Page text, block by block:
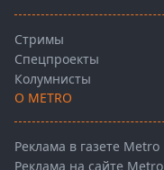
Стримы
Спецпроекты
Колумнисты
О METRO
Реклама в газете Metro
Реклама на сайте Metro